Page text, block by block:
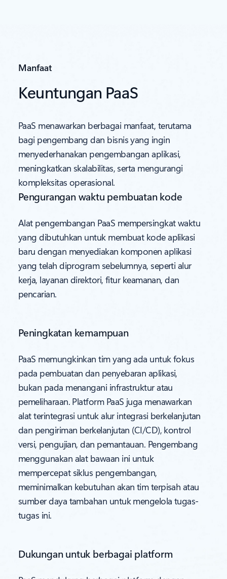
Manfaat
Keuntungan PaaS
PaaS menawarkan berbagai manfaat, terutama
bagi pengembang dan bisnis yang ingin
menyederhanakan pengembangan aplikasi,
meningkatkan skalabilitas, serta mengurangi
kompleksitas operasional.
Pengurangan waktu pembuatan kode
Alat pengembangan PaaS mempersingkat waktu
yang dibutuhkan untuk membuat kode aplikasi
baru dengan menyediakan komponen aplikasi
yang telah diprogram sebelumnya, seperti alur
kerja, layanan direktori, fitur keamanan, dan
pencarian.
Peningkatan kemampuan
PaaS memungkinkan tim yang ada untuk fokus
pada pembuatan dan penyebaran aplikasi,
bukan pada menangani infrastruktur atau
pemeliharaan. Platform PaaS juga menawarkan
alat terintegrasi untuk alur integrasi berkelanjutan
dan pengiriman berkelanjutan (CI/CD), kontrol
versi, pengujian, dan pemantauan. Pengembang
menggunakan alat bawaan ini untuk
mempercepat siklus pengembangan,
meminimalkan kebutuhan akan tim terpisah atau
sumber daya tambahan untuk mengelola tugas-
tugas ini.
Dukungan untuk berbagai platform